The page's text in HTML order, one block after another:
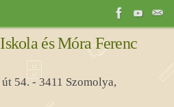
és Móra Ferenc
54. - 3411 Szomolya,